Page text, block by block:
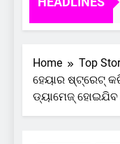
Home
Top
ହେୟାର ଷ୍ଟ୍ରେଟ୍
ଡ୍ୟାମେଜ୍